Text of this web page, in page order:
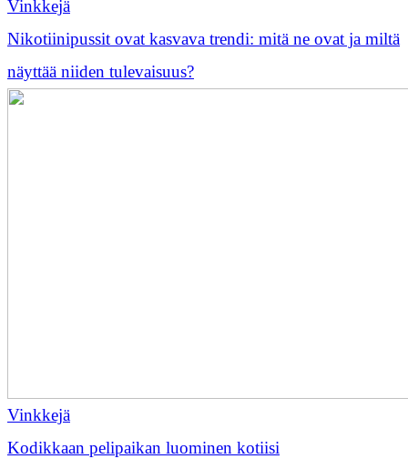
Vinkkejä
Nikotiinipussit ovat kasvava trendi: mitä ne ovat ja miltä
näyttää niiden tulevaisuus?
Vinkkejä
Kodikkaan pelipaikan luominen kotiisi